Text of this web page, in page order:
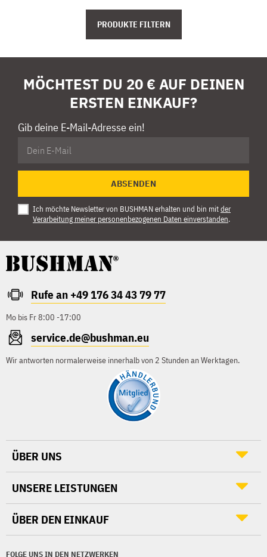
PRODUKTE FILTERN
MÖCHTEST DU 20 € AUF DEINEN
ERSTEN EINKAUF?
Gib deine E-Mail-Adresse ein!
ABSENDEN
Ich möchte Newsletter von BUSHMAN erhalten und bin mitder
Verarbeitung meiner personenbezogenen Daten einverstanden.
Rufe an +49 176 34 43 79 77
Mo bis Fr 8:00 -17:00
service.de@bushman.eu
Wir antworten normalerweise innerhalb von 2 Stunden an Werktagen.
FOLGE UNS IN DEN NETZWERKEN
ÜBER UNS
UNSERE LEISTUNGEN
ÜBER DEN EINKAUF